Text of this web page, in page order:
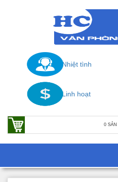
Nhiệt tình
Linh hoạt
0 SẢN